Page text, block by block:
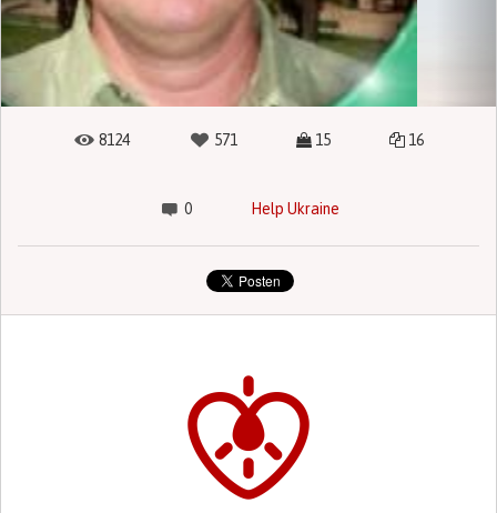
8124 571 15 16
0 Help Ukraine